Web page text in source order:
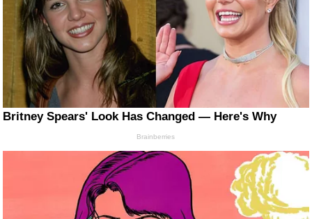
Britney Spears' Look Has Changed — Here's Why
Brainberries